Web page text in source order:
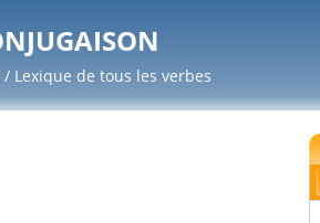
Lexique de tous les verbes